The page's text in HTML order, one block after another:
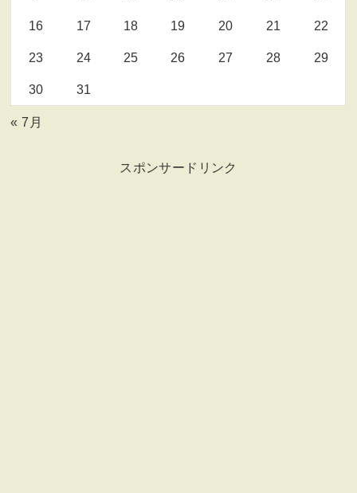
16 17 18 19 20 21 22
23 24 25 26 27 28 29
30 31
« 7月
スポンサードリンク